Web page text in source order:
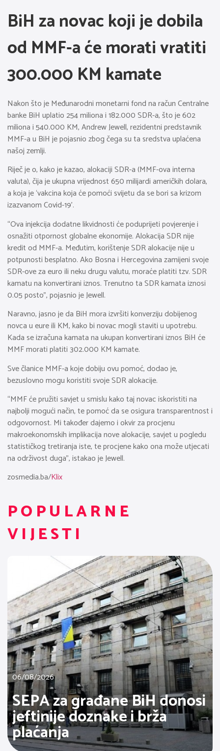
BiH za novac koji je dobila
od MMF-a će morati vratiti
300.000 KM kamate
Nakon što je Međunarodni monetarni fond na račun Centralne
banke BiH uplatio 254 miliona i 182.000 SDR-a, što je 602
miliona i 540.000 KM, Andrew Jewell, rezidentni predstavnik
MMF-a u BiH je pojasnio zbog čega su ta sredstva uplaćena
našoj zemlji.
Riječ je o, kako je kazao, alokaciji SDR-a (MMF-ova interna
valuta), čija je ukupna vrijednost 650 milijardi američkih dolara,
a koja je ‘vakcina koja će pomoći svijetu da se bori sa krizom
izazvanom Covid-19’.
“Ova injekcija dodatne likvidnosti će poduprijeti povjerenje i
osnažiti otpornost globalne ekonomije. Alokacija SDR nije
kredit od MMF-a. Međutim, korištenje SDR alokacije nije u
potpunosti besplatno. Ako Bosna i Hercegovina zamijeni svoje
SDR-ove za euro ili neku drugu valutu, moraće platiti tzv. SDR
kamatu na konvertirani iznos. Trenutno ta SDR kamata iznosi
0.05 posto”, pojasnio je Jewell.
Naravno, jasno je da BiH mora izvršiti konverziju dobijenog
novca u eure ili KM, kako bi novac mogli staviti u upotrebu.
Kada se izračuna kamata na ukupan konvertirani iznos BiH će
MMF morati platiti 302.000 KM kamate.
Sve članice MMF-a koje dobiju ovu pomoć, dodao je,
bezuslovno mogu koristiti svoje SDR alokacije.
“MMF će pružiti savjet u smislu kako taj novac iskoristiti na
najbolji mogući način, te pomoć da se osigura transparentnost i
odgovornost. Mi također dajemo i okvir za procjenu
makroekonomskih implikacija nove alokacije, savjet u pogledu
statističkog tretiranja iste, te procjene kako ona može utjecati
na održivost duga”, istakao je Jewell.
zosmedia.ba/Klix
POPULARNE
VIJESTI
06/08/2026
SEPA za građane BiH donosi
jeftinije doznake i brža
plaćanja